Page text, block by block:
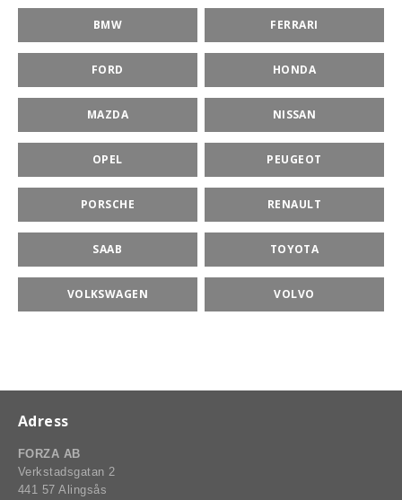
RALLY-RACING-DELAR
BMW FERRARI
FORD HONDA
MAZDA NISSAN
OPEL PEUGEOT
PORSCHE RENAULT
SAAB TOYOTA
VOLKSWAGEN VOLVO
Adress
FORZA AB
Verkstadsgatan 2
441 57 Alingsås